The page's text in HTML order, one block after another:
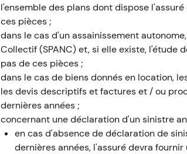
l'ensemble des plans dont dispose
ces pièces ;
dans le cas d'un assainissement
Collectif (SPANC) et, si elle existe, l'étude
pas de ces pièces ;
dans le cas de biens donnés en location,
les devis descriptifs et factures et / ou
dernières années ;
concernant une déclaration d'un sinistre
en cas d'absence de déclaration de
dernières années, l'assuré devra